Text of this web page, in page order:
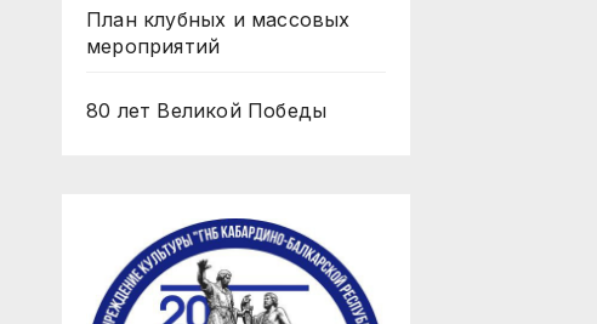
План клубных и массовых
мероприятий
80 лет Великой Победы